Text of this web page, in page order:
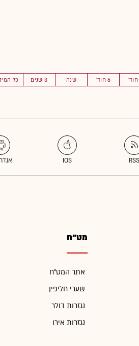
6 חוד' שנה 3 שנים כל
מט"ח
אתר המט"ח
שערי חליפין
נגזרות דולר
נגזרות אירו